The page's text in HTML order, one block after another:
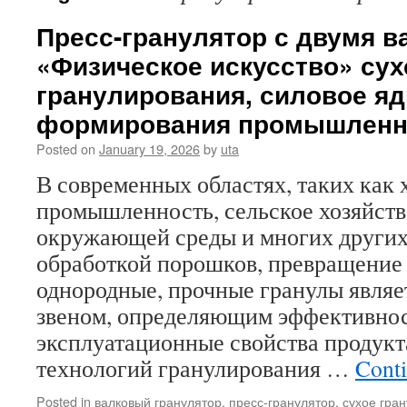
Пресс-гранулятор с двумя
«Физическое искусство»
гранулирования, силовое
формирования
Posted on January 19, 2026by uta
В современных областях, таких как
промышленность, сельское
окружающей среды и многих
обработкой порошков,
однородные, прочные гранулы
звеном, определяющим
эксплуатационные свойства
технологий гранулирования …
Posted in валковый гранулятор, пресс-гранулятор, сухое